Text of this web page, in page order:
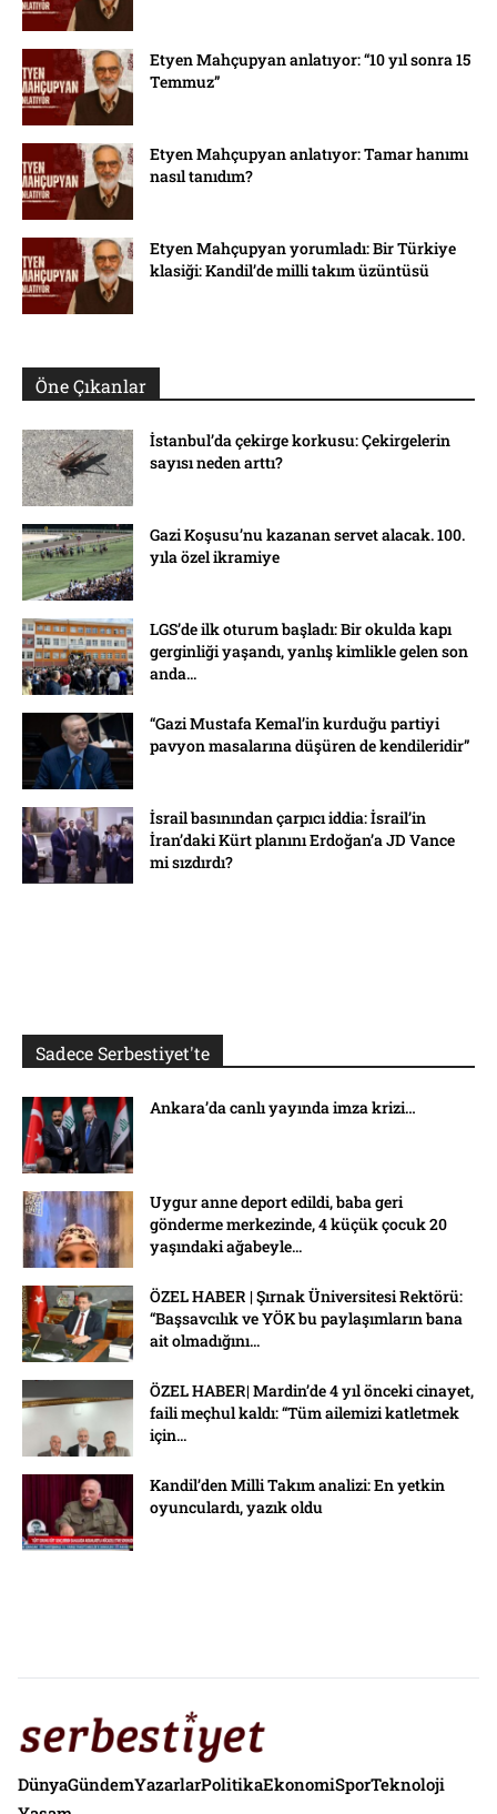
Etyen Mahçupyan anlatıyor: “10 yıl sonra 15
Temmuz”
Etyen Mahçupyan anlatıyor: Tamar hanımı
nasıl tanıdım?
Etyen Mahçupyan yorumladı: Bir Türkiye
klasiği: Kandil’de milli takım üzüntüsü
Öne Çıkanlar
İstanbul’da çekirge korkusu: Çekirgelerin
sayısı neden arttı?
Gazi Koşusu’nu kazanan servet alacak. 100.
yıla özel ikramiye
LGS’de ilk oturum başladı: Bir okulda kapı
gerginliği yaşandı, yanlış kimlikle gelen son
anda...
“Gazi Mustafa Kemal’in kurduğu partiyi
pavyon masalarına düşüren de kendileridir”
İsrail basınından çarpıcı iddia: İsrail’in
İran’daki Kürt planını Erdoğan’a JD Vance
mi sızdırdı?
Sadece Serbestiyet'te
Ankara’da canlı yayında imza krizi…
Uygur anne deport edildi, baba geri
gönderme merkezinde, 4 küçük çocuk 20
yaşındaki ağabeyle...
ÖZEL HABER | Şırnak Üniversitesi Rektörü:
“Başsavcılık ve YÖK bu paylaşımların bana
ait olmadığını...
ÖZEL HABER| Mardin’de 4 yıl önceki cinayet,
faili meçhul kaldı: “Tüm ailemizi katletmek
için...
Kandil’den Milli Takım analizi: En yetkin
oyunculardı, yazık oldu
DünyaGündemYazarlarPolitikaEkonomiSporTeknoloji